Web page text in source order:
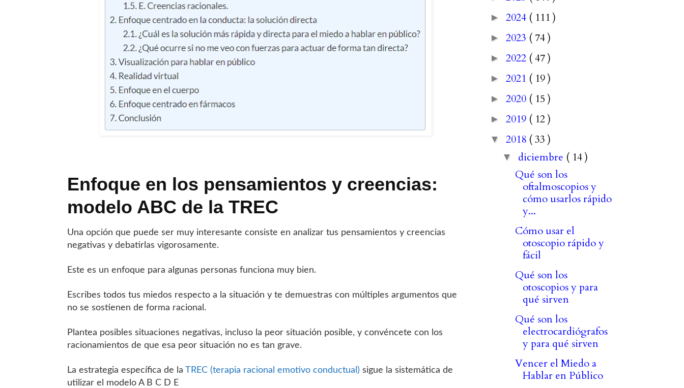
Enfoque en los pensamientos y creencias:
modelo ABC de la TREC
Una opción que puede ser muy interesante consiste en analizar tus pensamientos y creencias
negativas y debatirlas vigorosamente.
Este es un enfoque para algunas personas funciona muy bien.
Escribes todos tus miedos respecto a la situación y te demuestras con múltiples argumentos que
no se sostienen de forma racional.
Plantea posibles situaciones negativas, incluso la peor situación posible, y convéncete con los
racionamientos de que esa peor situación no es tan grave.
La estrategia específica de la TREC (terapia racional emotivo conductual) sigue la sistemática de
utilizar el modelo A B C D E
► 2024 ( 111 )
► 2023 ( 74 )
► 2022 ( 47 )
► 2021 ( 19 )
► 2020 ( 15 )
► 2019 ( 12 )
▼ 2018 ( 33 )
▼ diciembre ( 14 )
Qué son los
oftalmoscopios y
cómo usarlos rápido
y...
Cómo usar el
otoscopio rápido y
fácil
Qué son los
otoscopios y para
qué sirven
Qué son los
electrocardiógrafos
y para qué sirven
Vencer el Miedo a
Hablar en Público